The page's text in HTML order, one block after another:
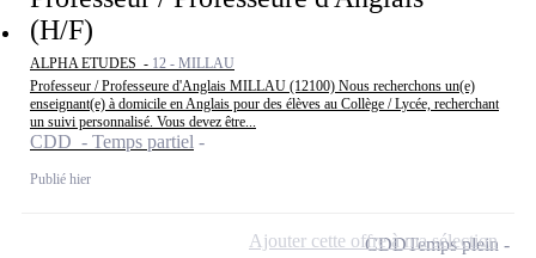
(H/F)
ALPHA ETUDES - 12 - MILLAU
Professeur / Professeure d'Anglais MILLAU (12100) Nous recherchons un(e)
enseignant(e) à domicile en Anglais pour des élèves au Collège / Lycée, recherchant
un suivi personnalisé. Vous devez être...
CDD - Temps partiel
Publié hier
CDDTemps plein
Ajouter cette offre à ma sélection